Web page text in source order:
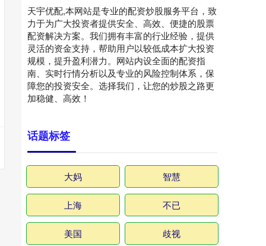
天宇优配,本网站是专业的配资炒股服务平台，致
力于为广大投资者提供安全、高效、便捷的股票
配资解决方案。我们拥有丰富的行业经验，提供
灵活的资金支持，帮助用户以较低成本扩大投资
规模，提升盈利潜力。网站内设全面的配资指
南、实时行情分析以及专业的风险控制体系，保
障您的投资安全。选择我们，让您的炒股之路更
加稳健、高效！
话题标签
大妈 智慧
上海 不已
美国 歧视